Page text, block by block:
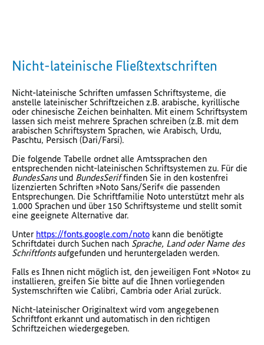
Nicht-lateinische Fließtextschriften
Nicht-lateinische Schriften umfassen Schriftsysteme, die
anstelle lateinischer Schriftzeichen z.B. arabische, kyrillische
oder chinesische Zeichen beinhalten. Mit einem Schriftsystem
lassen sich meist mehrere Sprachen schreiben (z.B. mit dem
arabischen Schriftsystem Sprachen, wie Arabisch, Urdu,
Paschtu, Persisch (Dari/Farsi).
Die folgende Tabelle ordnet alle Amtssprachen den
entsprechenden nicht-lateinischen Schriftsystemen zu. Für die
BundesSansund BundesSeriffinden Sie in den kostenfrei
lizenzierten Schriften »Noto Sans/Serif« die passenden
Entsprechungen. Die Schriftfamilie Noto unterstützt mehr als
1.000 Sprachen und über 150 Schriftsysteme und stellt somit
eine geeignete Alternative dar.
Unter https://fonts.google.com/noto kann die benötigte
Schriftdatei durch Suchen nach Sprache, Land oder Name des
Schriftfontsaufgefunden und heruntergeladen werden.
Falls es Ihnen nicht möglich ist, den jeweiligen Font »Noto« zu
installieren, greifen Sie bitte auf die Ihnen vorliegenden
Systemschriften wie Calibri, Cambria oder Arial zurück.
Nicht-lateinischer Originaltext wird vom angegebenen
Schriftfont erkannt und automatisch in den richtigen
Schriftzeichen wiedergegeben.